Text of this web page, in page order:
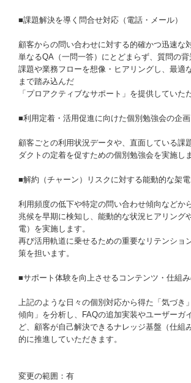
■課題解決を導く問合せ対応（電話・メール）
顧客からの問い合わせに対する的確かつ迅速な
単なるQA（一問一答）にとどまらず、質問の
課題や業務フローを想像・ヒアリングし、最適
まで踏み込んだ
「プロアクティブなサポート」を提供していた
■利用定着・活用促進に向けた個別勉強会の企
顧客ごとの利用状況データや、直面している課
ダクトの定着を促すための個別勉強会を実施しま
■解約（チャーン）リスクに対する能動的な架
利用頻度の低下や特定の問い合わせ傾向などか
兆候を早期に検知し、能動的な状況ヒアリング
電）を実施します。
再び活用軌道に乗せるための重要なリテンショ
策を担います。
■サポート体験を向上させるコンテンツ・仕組
上記のような日々の個別対応から得た「気づき
傾向」を分析し、FAQの追加実装やユーザーガ
ど、顧客が自己解決できるナレッジ基盤（仕組
的に推進していただきます。
変更の範囲：有